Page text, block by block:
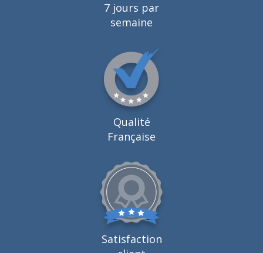
7 jours par
semaine
Qualité
Française
Satisfaction